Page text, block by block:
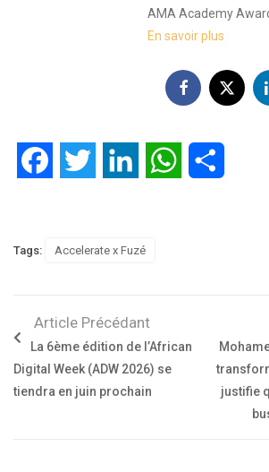
AMA Academy
En savoir plus
FacebookTwitter LinkedIn WhatsApp
Tags: Accelerate x Fuzé
Article Précédant
La 6ème édition de l’African
Digital Week (ADW 2026) se
tiendra en juin prochain
justifie